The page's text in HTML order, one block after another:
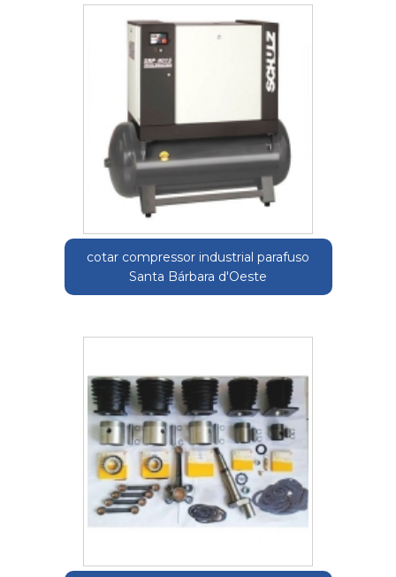
cotar compressor industrial parafuso
Santa Bárbara d'Oeste